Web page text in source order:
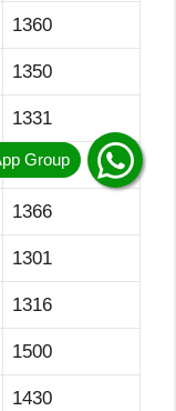
1360
1350
1331
1377
1366
1301
1316
1500
1430